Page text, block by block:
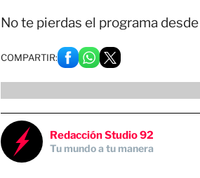
No te pierdas el programa
COMPARTIR:
Redacción Studio 92
Tu mundo a tu manera